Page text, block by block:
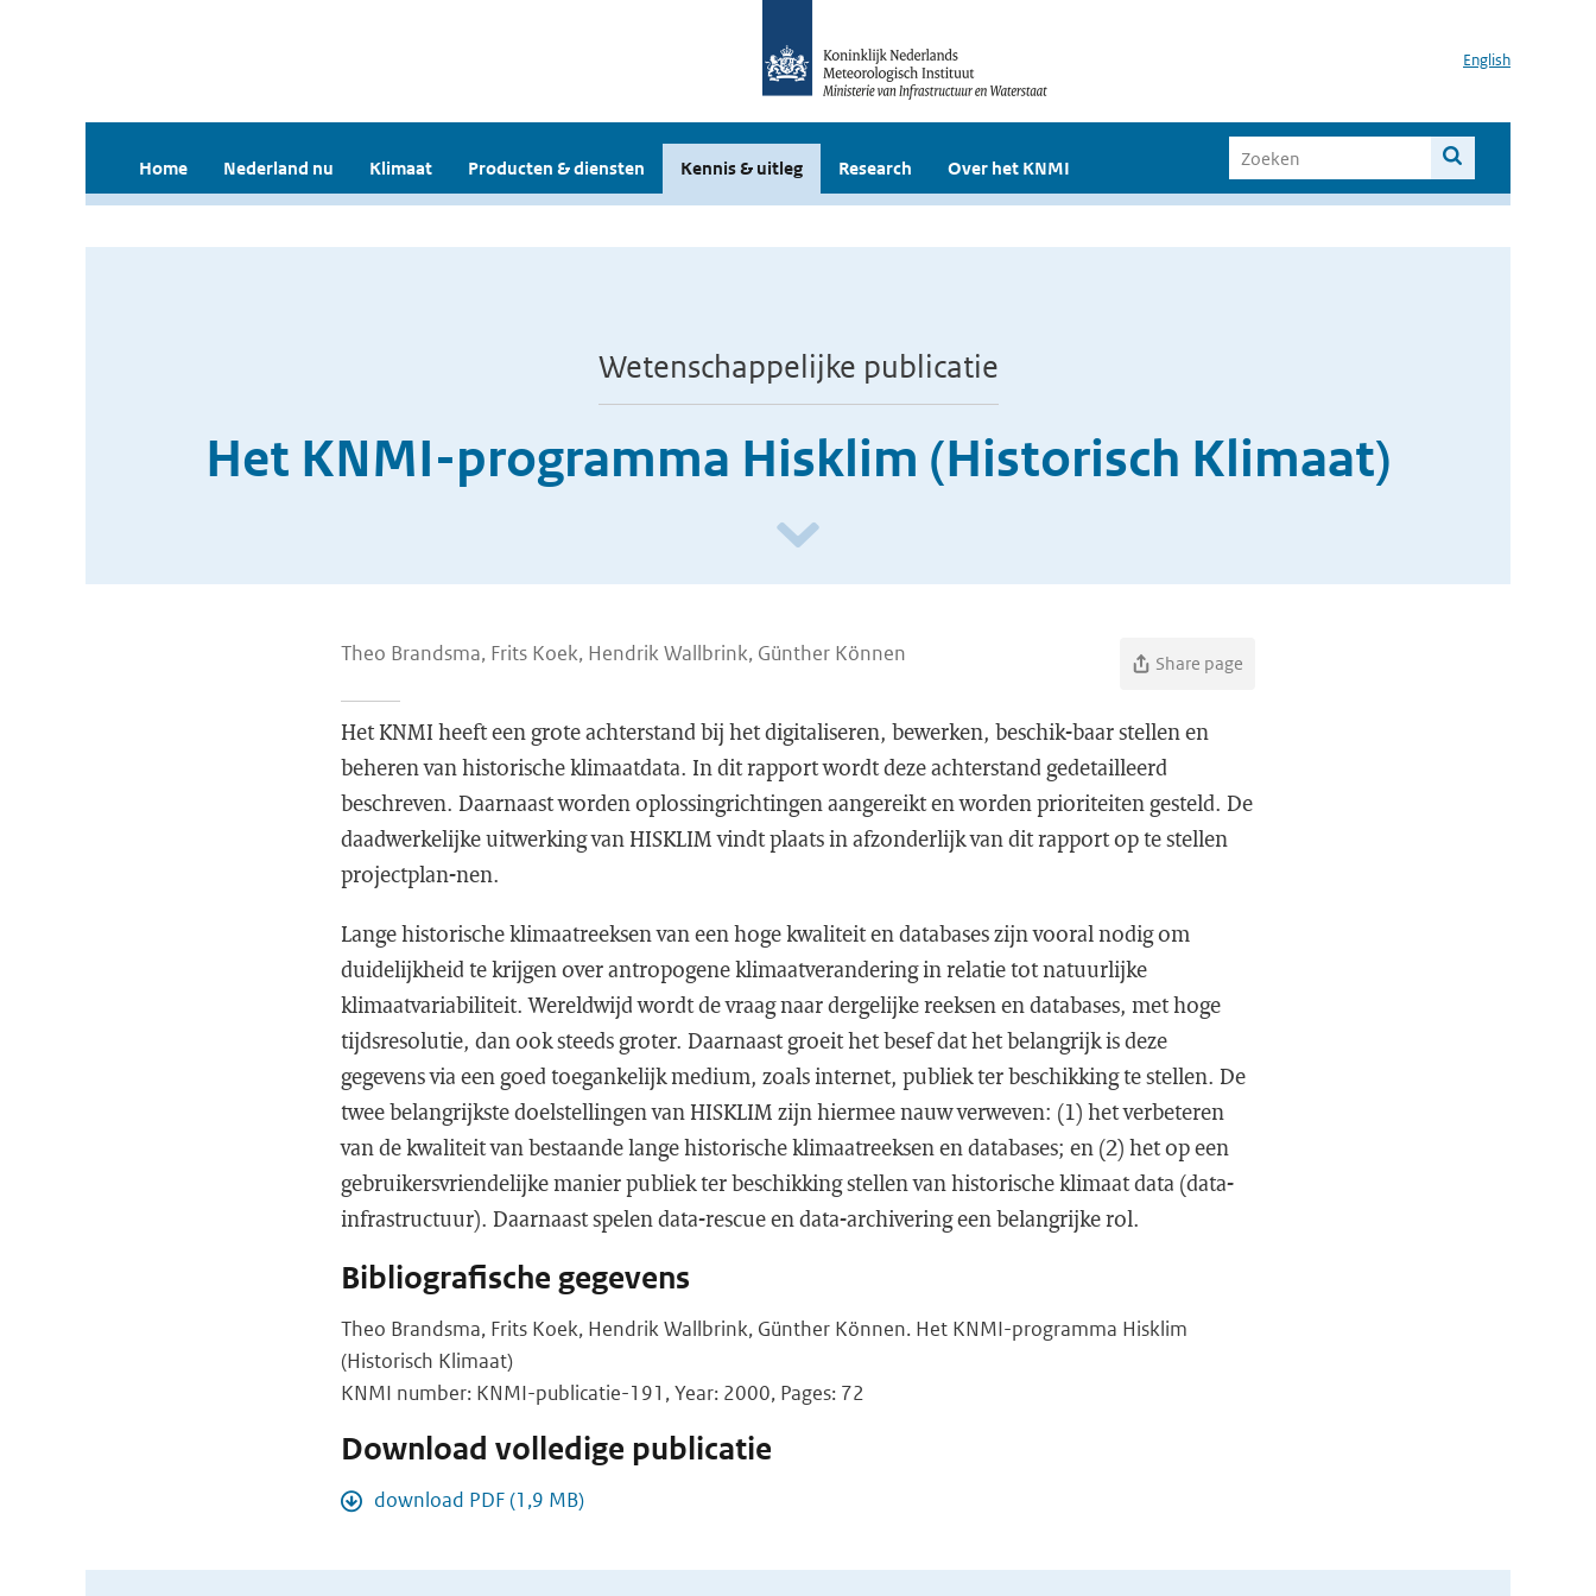
English
Home Nederland nu Klimaat Producten & diensten Kennis & uitleg Research Over het KNMI
Wetenschappelijke publicatie
Het KNMI-programma Hisklim (Historisch Klimaat)
Theo Brandsma, Frits Koek, Hendrik Wallbrink, Günther Können Share page
Het KNMI heeft een grote achterstand bij het digitaliseren, bewerken, beschik-baar stellen en
beheren van historische klimaatdata. In dit rapport wordt deze achterstand gedetailleerd
beschreven. Daarnaast worden oplossingrichtingen aangereikt en worden prioriteiten gesteld. De
daadwerkelijke uitwerking van HISKLIM vindt plaats in afzonderlijk van dit rapport op te stellen
projectplan-nen.
Lange historische klimaatreeksen van een hoge kwaliteit en databases zijn vooral nodig om
duidelijkheid te krijgen over antropogene klimaatverandering in relatie tot natuurlijke
klimaatvariabiliteit. Wereldwijd wordt de vraag naar dergelijke reeksen en databases, met hoge
tijdsresolutie, dan ook steeds groter. Daarnaast groeit het besef dat het belangrijk is deze
gegevens via een goed toegankelijk medium, zoals internet, publiek ter beschikking te stellen. De
twee belangrijkste doelstellingen van HISKLIM zijn hiermee nauw verweven: (1) het verbeteren
van de kwaliteit van bestaande lange historische klimaatreeksen en databases; en (2) het op een
gebruikersvriendelijke manier publiek ter beschikking stellen van historische klimaat data (data-
infrastructuur). Daarnaast spelen data-rescue en data-archivering een belangrijke rol.
Bibliografische gegevens
Theo Brandsma, Frits Koek, Hendrik Wallbrink, Günther Können. Het KNMI-programma Hisklim
(Historisch Klimaat)
KNMI number: KNMI-publicatie-191, Year: 2000, Pages: 72
Download volledige publicatie
download PDF (1,9 MB)